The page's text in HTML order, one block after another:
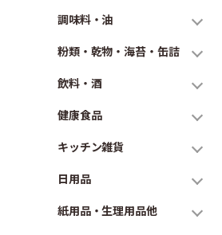
調味料・油
粉類・乾物・海苔・缶詰
飲料・酒
健康食品
キッチン雑貨
日用品
紙用品・生理用品他